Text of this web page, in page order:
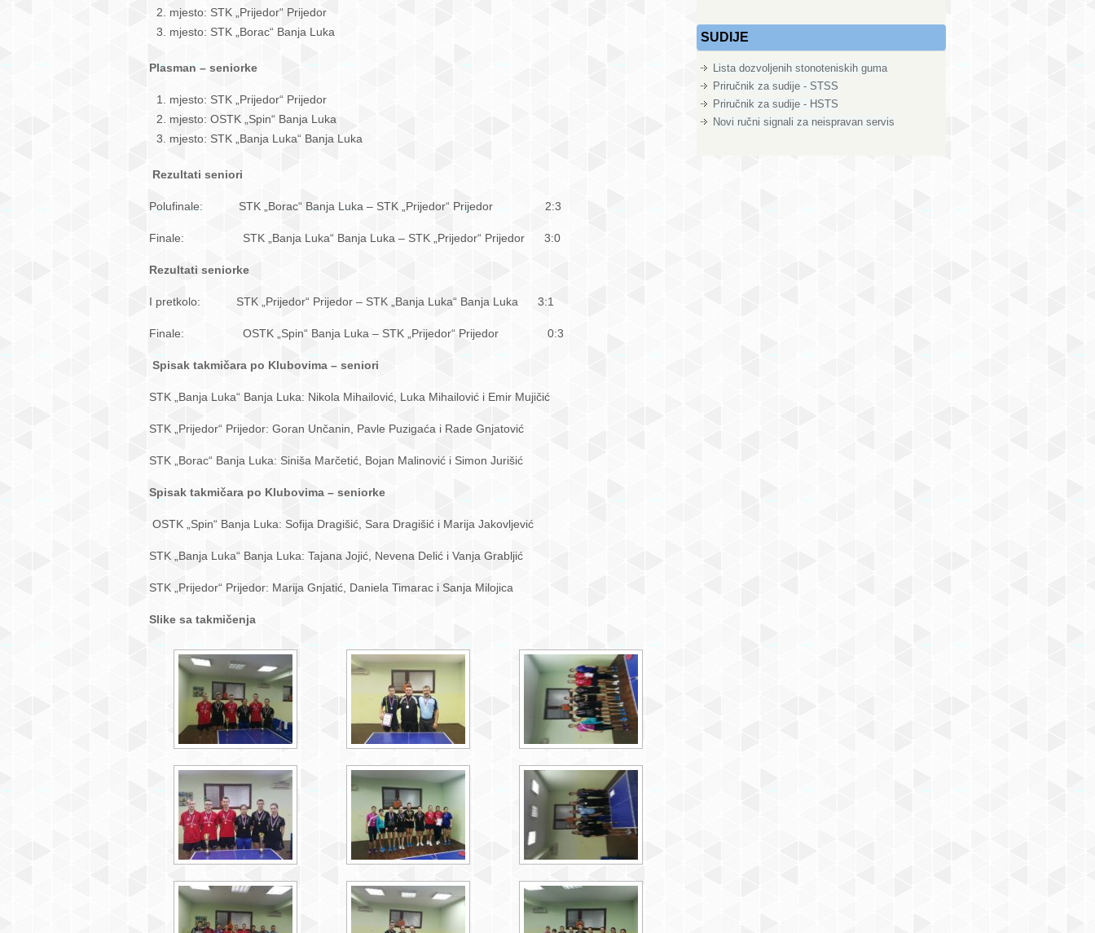
mjesto: STK „Prijedor“ Prijedor
mjesto: STK „Borac“ Banja Luka
Plasman – seniorke
mjesto: STK „Prijedor“ Prijedor
mjesto: OSTK „Spin“ Banja Luka
mjesto: STK „Banja Luka“ Banja Luka
Rezultati seniori
Polufinale: STK „Borac“ Banja Luka – STK „Prijedor“ Prijedor 2:3
Finale: STK „Banja Luka“ Banja Luka – STK „Prijedor“ Prijedor 3:0
Rezultati seniorke
I pretkolo: STK „Prijedor“ Prijedor – STK „Banja Luka“ Banja Luka 3:1
Finale: OSTK „Spin“ Banja Luka – STK „Prijedor“ Prijedor 0:3
Spisak takmičara po Klubovima – seniori
STK „Banja Luka“ Banja Luka: Nikola Mihailović, Luka Mihailović i Emir Mujičić
STK „Prijedor“ Prijedor: Goran Unčanin, Pavle Puzigaća i Rade Gnjatović
STK „Borac“ Banja Luka: Siniša Marčetić, Bojan Malinović i Simon Jurišić
Spisak takmičara po Klubovima – seniorke
OSTK „Spin“ Banja Luka: Sofija Dragišić, Sara Dragišić i Marija Jakovljević
STK „Banja Luka“ Banja Luka: Tajana Jojić, Nevena Delić i Vanja Grabljić
STK „Prijedor“ Prijedor: Marija Gnjatić, Daniela Timarac i Sanja Milojica
Slike sa takmičenja
SUDIJE
Lista dozvoljenih stonoteniskih guma
Priručnik za sudije - STSS
Priručnik za sudije - HSTS
Novi ručni signali za neispravan servis